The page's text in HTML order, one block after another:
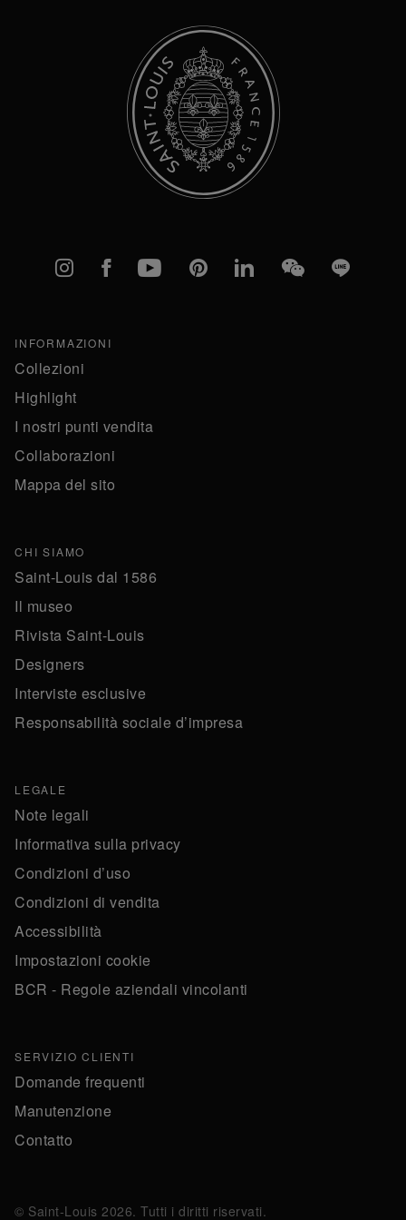
Instagram
FacebookYouTubePinterestlinkedInWeChatLine
INFORMAZIONI
Collezioni
Highlight
I nostri punti vendita
Collaborazioni
Mappa del sito
CHI SIAMO
Saint-Louis dal 1586
Il museo
Rivista Saint-Louis
Designers
Interviste esclusive
Responsabilità sociale d’impresa
LEGALE
Note legali
Informativa sulla privacy
Condizioni d’uso
Condizioni di vendita
Accessibilità
Impostazioni cookie
BCR - Regole aziendali vincolanti
SERVIZIO CLIENTI
Domande frequenti
Manutenzione
Contatto
© Saint-Louis 2026. Tutti i diritti riservati.